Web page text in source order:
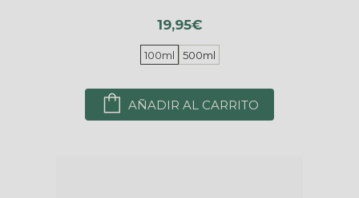
19,95€
100ml 500ml
AÑADIR AL CARRITO